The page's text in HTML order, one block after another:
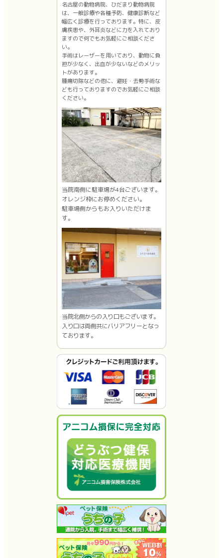
名古屋の動物病院、ひだまり動物病院
は、一般診療や各種予防、健康診断など
幅広く診療を行っております。特に、皮
膚疾患や、外耳炎などに力を入れており
ますので何でもお気軽にご相談くださ
い。
手術はレーザーを用いており、動物に負
担が少なく、出血が少ないなどのメリッ
トがあります。
腫瘍切除などの他に、避妊・去勢手術な
ども行っておりますのでお気軽にご相談
ください。
当院南側に駐車場が4台ございます。
オレンジ枠にお停めください。
駐車場側からもお入りいただけま
す。
当院北側からの入り口もございます。
入り口は両側共にバリアフリーとなっ
ております。